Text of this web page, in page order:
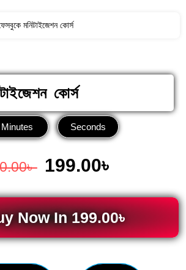
মনিটাইজেশন কোর্স
কোর্স
Minutes Seconds
৳ 199.00৳
Now In199.00৳